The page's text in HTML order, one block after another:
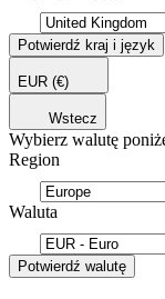
Potwierdź kraj i język
EUR (€)
Wstecz
Wybierz walutę
Region
Waluta
Potwierdź walutę